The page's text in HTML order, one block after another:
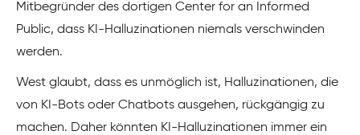
Mitbegründer des dortigen Center for an Informed
Public, dass KI-Halluzinationen niemals verschwinden
werden.
West glaubt, dass es unmöglich ist, Halluzinationen, die
von KI-Bots oder Chatbots ausgehen, rückgängig zu
machen. Daher könnten KI-Halluzinationen immer ein